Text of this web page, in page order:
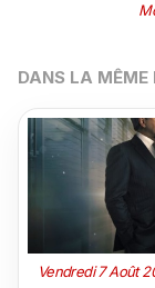
DANS LA MÊME
Vendredi 7 Août